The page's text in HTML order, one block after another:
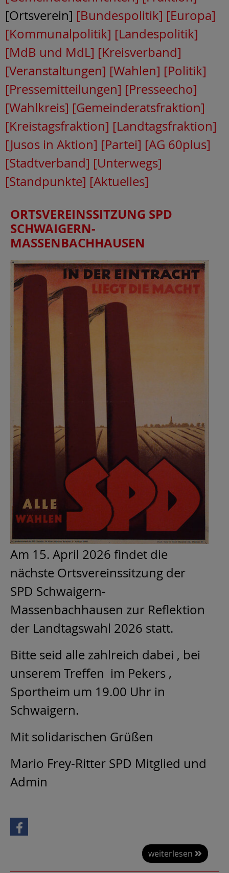
[Ortsverein] [Bundespolitik] [Europa]
[Kommunalpolitik] [Landespolitik]
[MdB und MdL] [Kreisverband]
[Veranstaltungen] [Wahlen] [Politik]
[Pressemitteilungen] [Presseecho]
[Wahlkreis] [Gemeinderatsfraktion]
[Kreistagsfraktion] [Landtagsfraktion]
[Jusos in Aktion] [Partei] [AG 60plus]
[Stadtverband] [Unterwegs]
[Standpunkte] [Aktuelles]
ORTSVEREINSSITZUNG SPD
SCHWAIGERN-
MASSENBACHHAUSEN
Am 15. April 2026 findet die
nächste Ortsvereinssitzung der
SPD Schwaigern-
Massenbachhausen zur Reflektion
der Landtagswahl 2026 statt.
Bitte seid alle zahlreich dabei , bei
unserem Treffen im Pekers ,
Sportheim um 19.00 Uhr in
Schwaigern.
Mit solidarischen Grüßen
Mario Frey-Ritter SPD Mitglied und
Admin
weiterlesen